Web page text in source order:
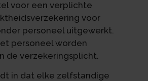
voor een verplichte
voor
personeel uitgewerkt.
personeel worden
de verzekeringsplicht.
in dat elke zelfstandige